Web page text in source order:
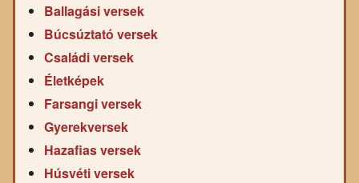
Ballagási versek
Búcsúztató versek
Családi versek
Életképek
Farsangi versek
Gyerekversek
Hazafias versek
Húsvéti versek